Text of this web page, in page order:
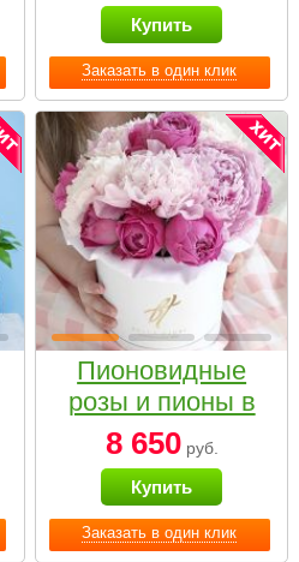
Заказать в один клик
Купить
Заказать в один клик
Пионовидные
розы и пионы в
белой коробке
Small
8 650руб.
Купить